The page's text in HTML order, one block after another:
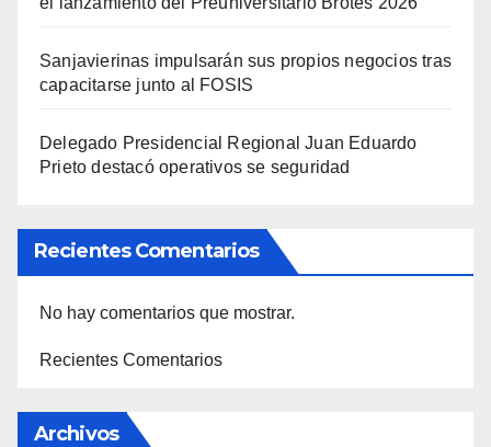
Sanjavierinas impulsarán sus propios negocios tras
capacitarse junto al FOSIS
Delegado Presidencial Regional Juan Eduardo
Prieto destacó operativos se seguridad
Recientes Comentarios
No hay comentarios que mostrar.
Recientes Comentarios
Archivos